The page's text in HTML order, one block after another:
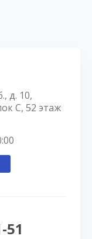
д. 10,
С, 52 этаж
51